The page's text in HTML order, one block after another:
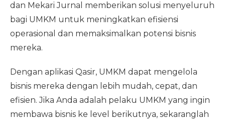
dan Mekari Jurnal memberikan solusi menyeluruh
bagi UMKM untuk meningkatkan efisiensi
operasional dan memaksimalkan potensi bisnis
mereka.
Dengan aplikasi Qasir, UMKM dapat mengelola
bisnis mereka dengan lebih mudah, cepat, dan
efisien. Jika Anda adalah pelaku UMKM yang ingin
membawa bisnis ke level berikutnya, sekaranglah